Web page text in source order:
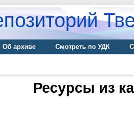
Об архиве Смотреть по УДК
Ресурсы из